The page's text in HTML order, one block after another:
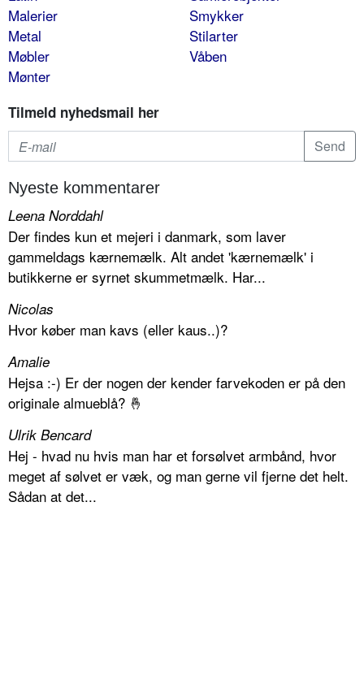
Malerier
Metal
Møbler
Mønter
Smykker
Stilarter
Våben
Tilmeld nyhedsmail her
Nyeste kommentarer
Leena Norddahl
Der findes kun et mejeri i danmark, som laver
gammeldags kærnemælk. Alt andet 'kærnemælk' i
butikkerne er syrnet skummetmælk. Har...
Nicolas
Hvor køber man kavs (eller kaus..)?
Amalie
Hejsa :-) Er der nogen der kender farvekoden er på den
originale almueblå? 🤞
Ulrik Bencard
Hej - hvad nu hvis man har et forsølvet armbånd, hvor
meget af sølvet er væk, og man gerne vil fjerne det helt.
Sådan at det...